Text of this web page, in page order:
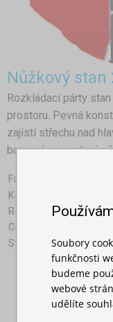
Nůžkový stan
Rozkládací párty
prostoru. Pevná
zajistí střechu nad
barevné provedení,
Farby:
Konstrukce:
Rozměr profilu:
Celková váha (bez
Střešní plachta:
Soubory
funkčnosti
budeme
webové
udělíte